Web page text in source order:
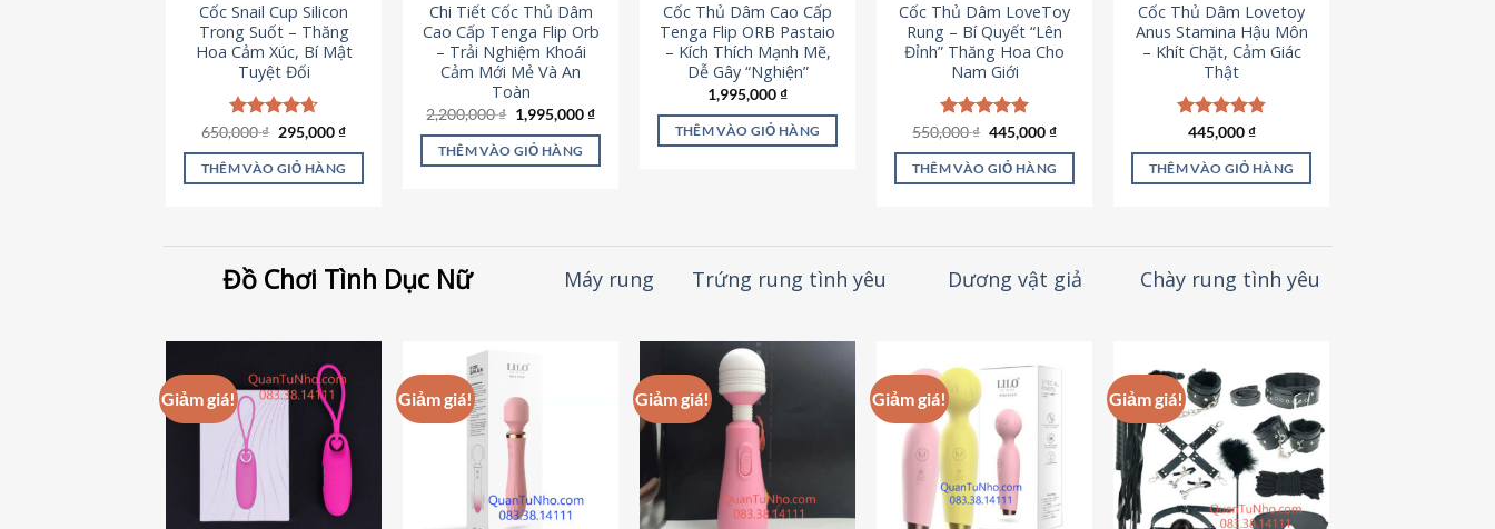
thể
được
chọn
trên
trang
phẩm
Cốc Snail Cup Silicon
Trong Suốt – Thăng
Hoa Cảm Xúc, Bí Mật
Tuyệt Đối
Được xếp
hạng4.69
5 sao
650,000₫ Giá
là:
650,000 ₫.
295,000₫Giá
tại
là:
THÊM VÀO GIỎ HÀNG
Chi Tiết Cốc Thủ Dâm
Cao Cấp Tenga Flip Orb
– Trải Nghiệm Khoái
Cảm Mới Mẻ Và An
Toàn
2,200,000₫ Giá
gốc
là:
2,200,000 ₫.
1,995,000₫Giá
THÊM VÀO GIỎ HÀNG
Cốc Thủ Dâm Cao Cấp
Tenga Flip ORB Pastaio
– Kích Thích Mạnh Mẽ,
Dễ Gây “Nghiện”
1,995,000₫
THÊM VÀO GIỎ HÀNG
Cốc Thủ Dâm LoveToy
Rung – Bí Quyết “Lên
Đỉnh” Thăng Hoa Cho
Nam Giới
Được xếp
hạng5.00
5 sao
550,000₫ Giá
là:
550,000 ₫.
445,000₫Giá
tại
là:
THÊM VÀO GIỎ HÀNG
Cốc Thủ Dâm Lovetoy
Anus Stamina Hậu Môn
– Khít Chặt, Cảm Giác
Thật
Được xếp
hạng4.84
5 sao
445,000₫
THÊM VÀO GIỎ HÀNG
Đồ Chơi Tình Dục Nữ Máy rung Trứng rung tình yêu Dương vật giả Chày rung tình yêu
Giảm giá! Giảm giá! Giảm giá! Giảm giá! Giảm giá!